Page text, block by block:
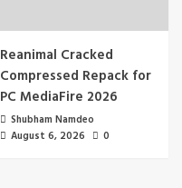
Reanimal Cracked
Compressed Repack for
PC MediaFire 2026
Shubham Namdeo
August 6, 2026
0